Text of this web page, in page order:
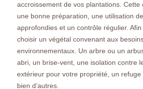
accroissement de vos plantations. Cette
une bonne préparation, une utilisation
approfondies et un contrôle régulier. Afin
choisir un végétal convenant aux
environnementaux. Un arbre ou un
abri, un brise-vent, une isolation contre
extérieur pour votre propriété, un
bien d’autres.